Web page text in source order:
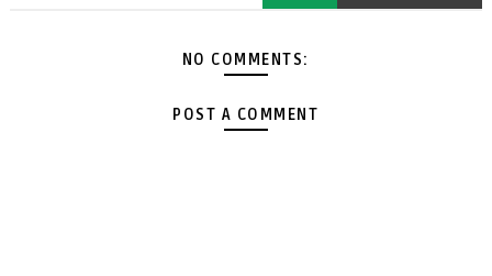
NO COMMENTS:
POST A COMMENT